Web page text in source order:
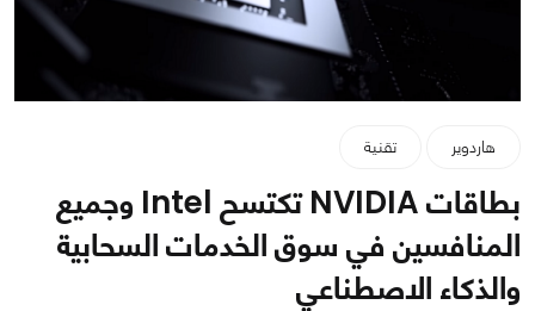
هاردوير تقنية
بطاقات NVIDIA تكتسح Intel وجميع
المنافسين في سوق الخدمات السحابية
والذكاء الاصطناعي